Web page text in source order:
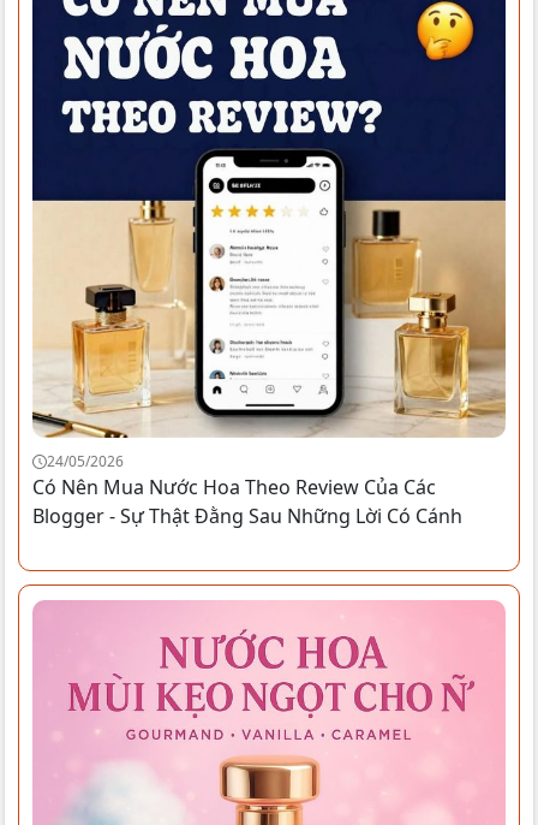
24/05/2026
Có Nên Mua Nước Hoa Theo Review Của Các
Blogger - Sự Thật Đằng Sau Những Lời Có Cánh